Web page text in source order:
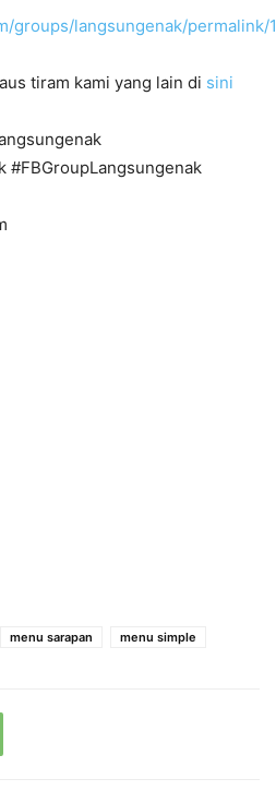
groups/langsungenak/permalink/
tiram kami yang lain di sini
#FBGroupLangsungenak
menu sarapan menu simple